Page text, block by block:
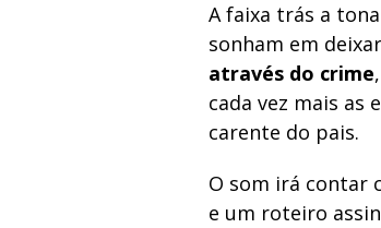
A faixa trás a
sonham em
através do crime
cada vez mais as
carente do pais.
O som irá contar
e um roteiro